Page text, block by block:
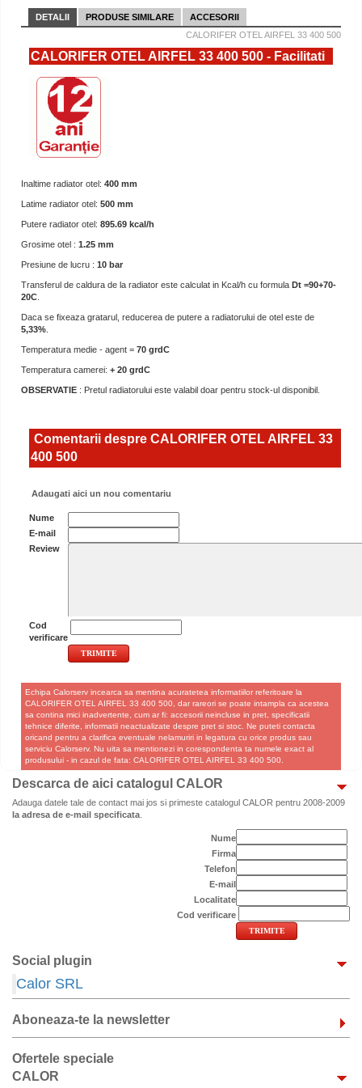
DETALII PRODUSE SIMILARE
ACCESORII
CALORIFER OTEL AIRFEL 33 400 500
CALORIFER OTEL AIRFEL 33 400 500 - Facilitati
Inaltime radiator otel: 400 mm
Latime radiator otel: 500 mm
Putere radiator otel: 895.69 kcal/h
Grosime otel : 1.25 mm
Presiune de lucru : 10 bar
Transferul de caldura de la radiator este calculat in Kcal/h cu formula Dt =90+70-
20C
Daca se fixeaza gratarul, reducerea de putere a radiatorului de otel este de
5,33%
Temperatura medie - agent = 70 grdC
Temperatura camerei: + 20 grdC
OBSERVATIE : Pretul radiatorului este valabil doar pentru stock-ul disponibil.
Comentarii despre CALORIFER OTEL AIRFEL 33
400 500
Adaugati aici un nou comentariu
Nume
E-mail
Review
Cod
verificare
Echipa Calorserv incearca sa mentina acuratetea informatiilor referitoare la
CALORIFER OTEL AIRFEL 33 400 500, dar rareori se poate intampla ca acestea
sa contina mici inadvertente, cum ar fi: accesorii neincluse in pret, specificatii
tehnice diferite, informatii neactualizate despre pret si stoc. Ne puteti contacta
oricand pentru a clarifica eventuale nelamuriri in legatura cu orice produs sau
serviciu Calorserv. Nu uita sa mentionezi in corespondenta ta numele exact al
produsului - in cazul de fata: CALORIFER OTEL AIRFEL 33 400 500.
Descarca de aici catalogul CALOR
Adauga datele tale de contact mai jos si primeste catalogul CALOR pentru 2008-2009
la adresa de e-mail specificata
Nume
Firma
Telefon
E-mail
Localitate
Cod verificare
Social plugin
Calor SRL
Aboneaza-te la newsletter
Ofertele speciale
CALOR